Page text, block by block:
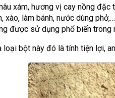
xám, hương vị cay nồng
xào, làm bánh, nước dùng
được sử dụng phổ biến
loại bột này đó là tính tiện lợi,